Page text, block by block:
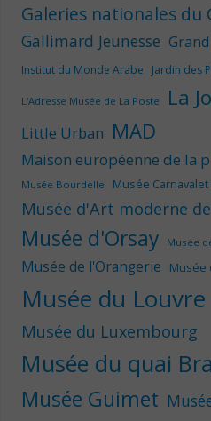
Galeries nationales du
Gallimard Jeunesse
Institut du Monde Arabe Jardin des
L'Adresse Musée de La Poste La
Little Urban MAD
Maison européenne de la
Musée Bourdelle
Musée Carnavalet
Musée d'Art moderne
Musée d'Orsay Musée
Musée de l'Orangerie Musée
Musée du Louvre
Musée du Luxembourg
Musée du quai
Musée Guimet